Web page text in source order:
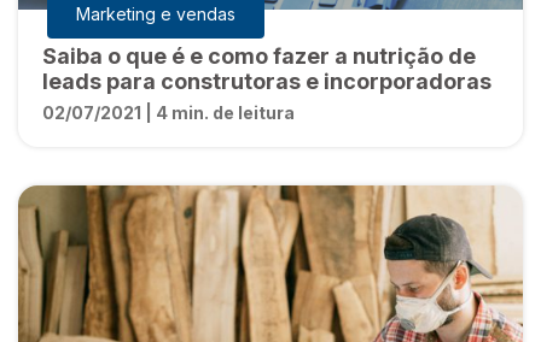
Marketing e vendas
Saiba o que é e como fazer a nutrição de
leads para construtoras e incorporadoras
02/07/2021 | 4 min. de leitura